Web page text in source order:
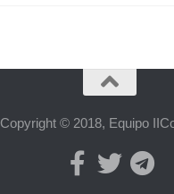
Copyright © 2018, Equipo